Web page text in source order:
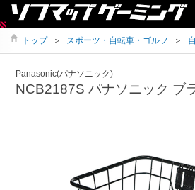
トップ ＞ スポーツ・自転車・ゴルフ ＞
Panasonic(パナソニック)
NCB2187S パナソニック ブ